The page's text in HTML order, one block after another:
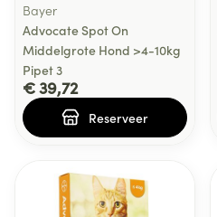
Bayer
Advocate Spot On
Middelgrote Hond >4-10kg
Pipet 3
€ 39,72
Reserveer